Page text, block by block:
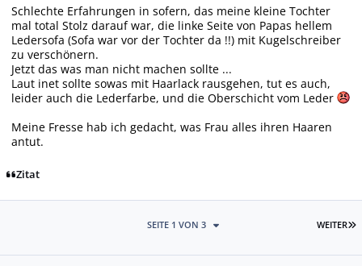
Schlechte Erfahrungen in sofern, das meine kleine Tochter
mal total Stolz darauf war, die linke Seite von Papas hellem
Ledersofa (Sofa war vor der Tochter da !!) mit Kugelschreiber
zu verschönern.
Jetzt das was man nicht machen sollte ...
Laut inet sollte sowas mit Haarlack rausgehen, tut es auch,
leider auch die Lederfarbe, und die Oberschicht vom Leder
Meine Fresse hab ich gedacht, was Frau alles ihren Haaren
antut.
Zitat
WEITER
SEITE 1 VON 3